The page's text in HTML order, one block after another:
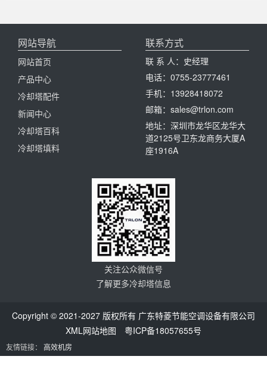
网站导航
网站首页
产品中心
冷却塔配件
新闻中心
冷却塔百科
冷却塔填料
联系方式
联 系 人：史经理
电话：0755-23777461
手机：13928418072
邮箱：sales@trlon.com
地址：深圳市龙华区龙华大
道2125号卫东龙商务大厦A
座1916A
关注公众微信号
了解更多冷却塔信息
Copyright © 2021-2027 版权所有 广东特菱节能空调设备有限公司
XML网站地图
粤ICP备18057655号
友情链接： 高效机房